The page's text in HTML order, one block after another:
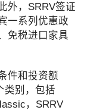
外，SRRV签证
一系列优惠政
免税进口家具
件和投资额
类别，包括
，SRRV